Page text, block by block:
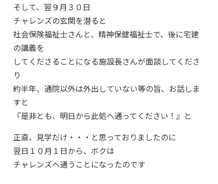
そして、翌９月３０日
チャレンズの玄関を潜ると
社会保険福祉士さんと、精神保健福祉士で、後に宅建
の講義を
してくださることになる施設長さんが面談してくださ
り
約半年、通院以外は外出していない等の旨、お話しま
すと
『是非とも、明日から此処へ通ってください！』と
正直、見学だけ・・・と思っておりましたのに
翌日１０月１日から、ボクは
チャレンズへ通うことになったのです